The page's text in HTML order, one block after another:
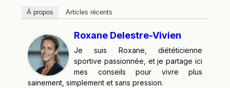
À propos Articles récents
Roxane Delestre-Vivien
Je suis Roxane, diététicienne
sportive passionnée, et je partage ici
mes conseils pour vivre plus
sainement, simplement et sans pression.